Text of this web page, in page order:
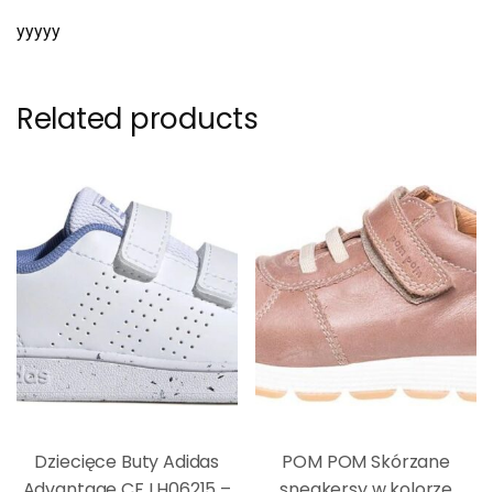
yyyyy
Related products
Dziecięce Buty Adidas
POM POM Skórzane